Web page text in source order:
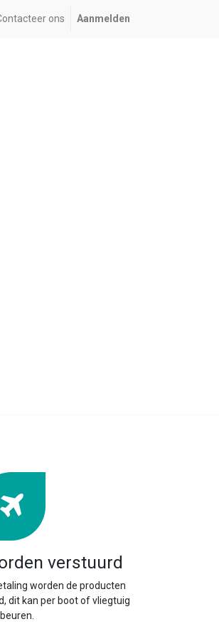
ons Aanmelden
verstuurd
worden de producten
dit kan per boot of vliegtuig